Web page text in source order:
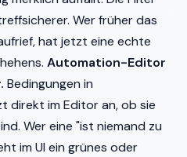
Wer früher das
hat jetzt eine echte
Automation-Editor
Bedingungen in
direkt im Editor an, ob sie
Wer eine "ist niemand zu
im UI ein grünes oder